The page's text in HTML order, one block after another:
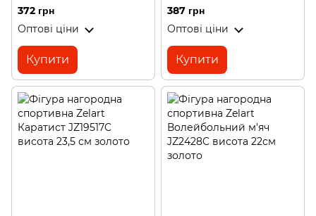
372 грн
Оптові ціни
Купити
387 грн
Оптові ціни
Купити